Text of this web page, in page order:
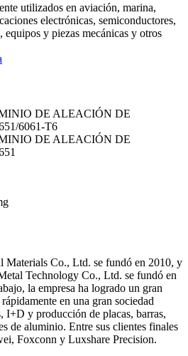
utilizados en aviación, marina,
electrónicas, semiconductores,
equipos y piezas mecánicas y otros
Materials Co., Ltd. se fundó en 2010, y
Technology Co., Ltd. se fundó en
la empresa ha logrado un gran
en una gran sociedad
I+D y producción de placas, barras,
de aluminio. Entre sus clientes finales
Foxconn y Luxshare Precision.